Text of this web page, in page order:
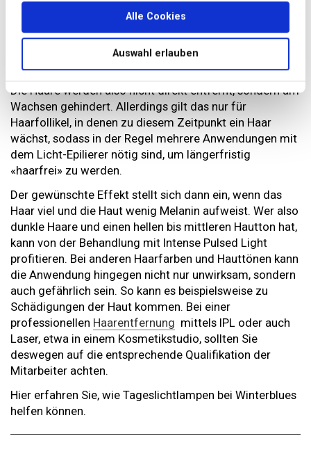
Alle Cookies
Auswahl erlauben
wird. Die damit erzeugten kurzen, aber starken
Bestrahlungsimpulse dringen mithilfe des Farbstoffs
Melanin in die Haarwurzel ein und verhindern so das
weitere Wachstum.
Die Haare werden also nicht direkt entfernt, sondern am
Wachsen gehindert. Allerdings gilt das nur für
Haarfollikel, in denen zu diesem Zeitpunkt ein Haar
wächst, sodass in der Regel mehrere Anwendungen mit
dem Licht-Epilierer nötig sind, um längerfristig
«haarfrei» zu werden.
Der gewünschte Effekt stellt sich dann ein, wenn das
Haar viel und die Haut wenig Melanin aufweist. Wer also
dunkle Haare und einen hellen bis mittleren Hautton hat,
kann von der Behandlung mit Intense Pulsed Light
profitieren. Bei anderen Haarfarben und Hauttönen kann
die Anwendung hingegen nicht nur unwirksam, sondern
auch gefährlich sein. So kann es beispielsweise zu
Schädigungen der Haut kommen. Bei einer
professionellen Haarentfernung mittels IPL oder auch
Laser, etwa in einem Kosmetikstudio, sollten Sie
deswegen auf die entsprechende Qualifikation der
Mitarbeiter achten.
Hier erfahren Sie, wie Tageslichtlampen bei Winterblues
helfen können.